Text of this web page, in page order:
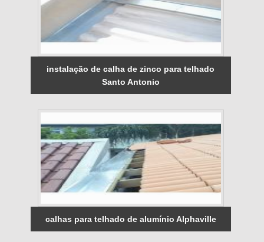
instalação de calha de zinco para telhado
Santo Antonio
calhas para telhado de alumínio Alphaville